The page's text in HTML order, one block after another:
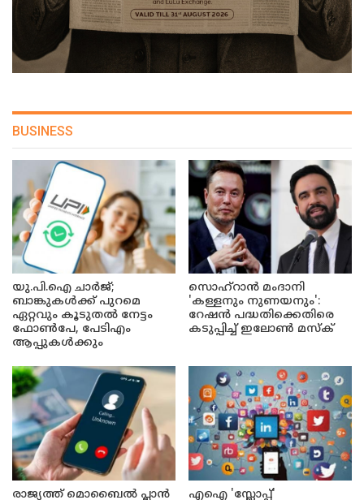
BUSINESS
യു.പി.ഐ ചാർജ്;
ബാങ്കുകൾക്ക് പുറമെ
ഏറ്റവും കൂടുതൽ നേട്ടം
ഫോൺപേ, പേടിഎം
ആപ്പുകൾക്കും
സൊഹ്റാൻ മംദാനി
'കള്ളനും നുണയനും':
റേഷൻ പദ്ധതിക്കെതിരെ
കടുപ്പിച്ച് ഇലോൺ മസ്ക്
രാജ്യത്ത് മൊബൈൽ പ്ലാൻ
എഐ 'സ്ലോപ്പ്'